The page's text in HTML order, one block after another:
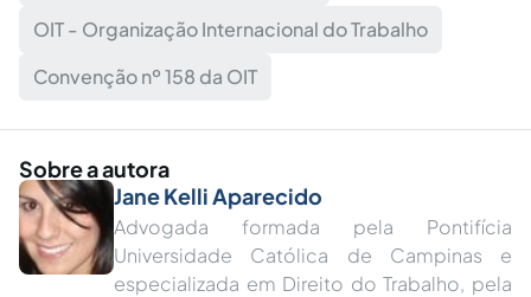
OIT - Organização Internacional do Trabalho
Convenção nº 158 da OIT
Sobre a autora
Jane Kelli Aparecido
Advogada formada pela Pontifícia
Universidade Católica de Campinas e
especializada em Direito do Trabalho, pela